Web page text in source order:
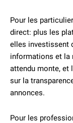
Pour les
direct: plus les
elles investissent
informations et la
attendu monte, et
sur la
annonces.
Pour les